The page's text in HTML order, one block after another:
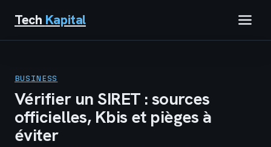
Tech Kapital
BUSINESS
BUSINESS
Vérifier un SIRET : sources
officielles, Kbis et pièges à
éviter